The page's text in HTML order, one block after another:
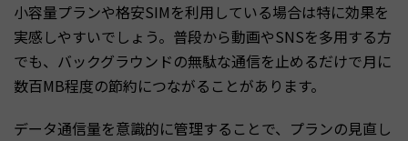
小容量プランや格安SIMを利用している場合は特に効果を
実感しやすいでしょう。普段から動画やSNSを多用する方
でも、バックグラウンドの無駄な通信を止めるだけで月に
数百MB程度の節約につながることがあります。
データ通信量を意識的に管理することで、プランの見直し